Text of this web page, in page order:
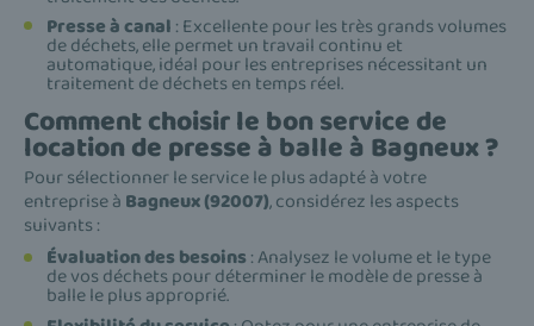
Presse à canal : Excellente pour les très grands volumes
de déchets, elle permet un travail continu et
automatique, idéal pour les entreprises nécessitant un
traitement de déchets en temps réel.
Comment choisir le bon service de
location de presse à balle à Bagneux ?
Pour sélectionner le service le plus adapté à votre
entreprise à Bagneux (92007), considérez les aspects
suivants :
Évaluation des besoins : Analysez le volume et le type
de vos déchets pour déterminer le modèle de presse à
balle le plus approprié.